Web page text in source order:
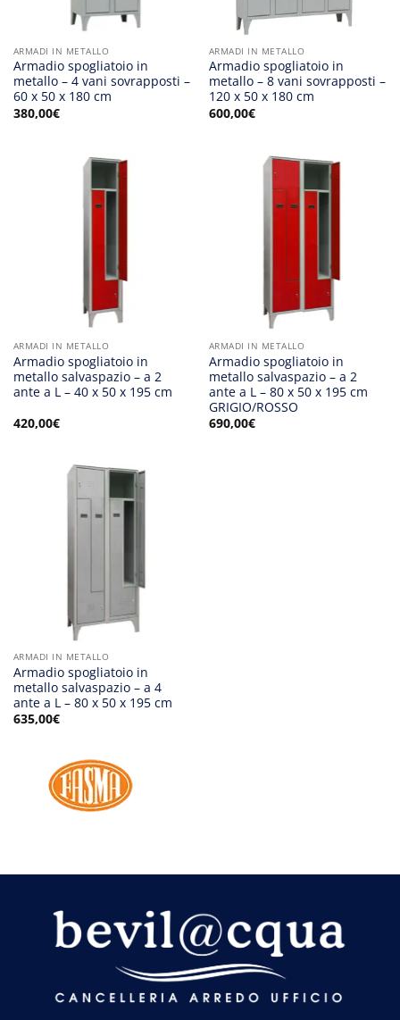
ARMADI IN METALLO
Armadio spogliatoio in
metallo – 4 vani sovrapposti –
60 x 50 x 180 cm
380,00€
ARMADI IN METALLO
Armadio spogliatoio in
metallo – 8 vani sovrapposti –
120 x 50 x 180 cm
600,00€
ARMADI IN METALLO
Armadio spogliatoio in
metallo salvaspazio – a 2
ante a L – 40 x 50 x 195 cm
420,00€
ARMADI IN METALLO
Armadio spogliatoio in
metallo salvaspazio – a 2
ante a L – 80 x 50 x 195 cm
GRIGIO/ROSSO
690,00€
ARMADI IN METALLO
Armadio spogliatoio in
metallo salvaspazio – a 4
ante a L – 80 x 50 x 195 cm
635,00€